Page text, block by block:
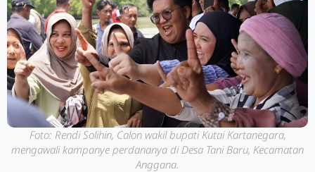
Foto: Rendi Solihin, Calon wakil bupati Kutai Kartanegara,
mengawali kampanye perdananya di Desa Tani Baru, Kecamatan
Anggana.